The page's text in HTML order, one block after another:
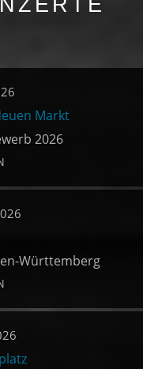
Markt
2026
Württemberg